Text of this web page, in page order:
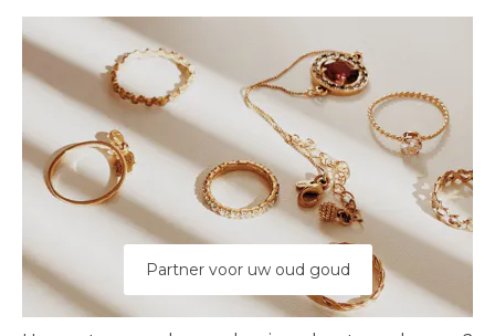
Partner voor uw oud goud